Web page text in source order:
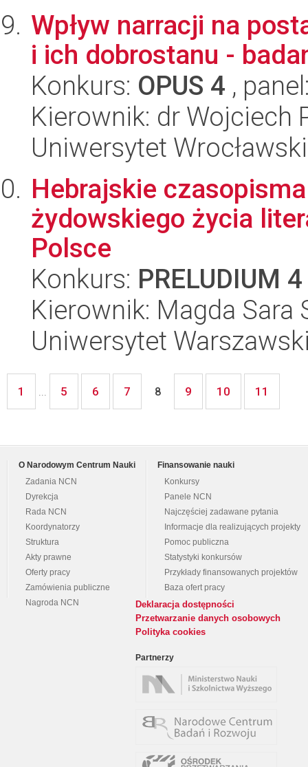
Wpływ narracji na
i ich dobrostanu -
Konkurs: OPUS 4 ,
Kierownik: dr Wojciech
Uniwersytet
Hebrajskie
żydowskiego życia
Polsce
Konkurs: PRELUDIUM 4
Kierownik: Magda Sara
Uniwersytet
1 ... 5 6 7 8 9 10 11
O Narodowym Centrum Nauki
Zadania NCN
Dyrekcja
Rada NCN
Koordynatorzy
Struktura
Akty prawne
Oferty pracy
Zamówienia publiczne
Nagroda NCN
Finansowanie nauki
Konkursy
Panele NCN
Najczęściej zadawane pytania
Informacje dla realizujących projekty
Pomoc publiczna
Statystyki konkursów
Przykłady finansowanych projektów
Baza ofert pracy
Deklaracja dostępności
Przetwarzanie danych osobowych
Polityka cookies
Partnerzy